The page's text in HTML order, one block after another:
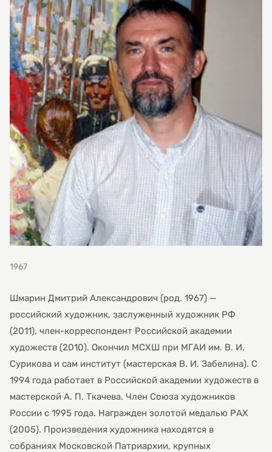
1967
Шмарин Дмитрий Александрович (род. 1967) —
российский художник, заслуженный художник РФ
(2011), член-корреспондент Российской академии
художеств (2010). Окончил МСХШ при МГАИ им. В. И.
Сурикова и сам институт (мастерская В. И. Забелина). С
1994 года работает в Российской академии художеств в
мастерской А. П. Ткачева. Член Союза художников
России с 1995 года. Награжден золотой медалью РАХ
(2005). Произведения художника находятся в
собраниях Московской Патриархии, крупных